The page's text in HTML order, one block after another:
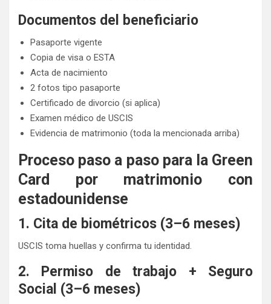
Documentos del beneficiario
Pasaporte vigente
Copia de visa o ESTA
Acta de nacimiento
2 fotos tipo pasaporte
Certificado de divorcio (si aplica)
Examen médico de USCIS
Evidencia de matrimonio (toda la mencionada arriba)
Proceso paso a paso para la Green
Card por matrimonio con
estadounidense
1. Cita de biométricos (3–6 meses)
USCIS toma huellas y confirma tu identidad.
2. Permiso de trabajo + Seguro
Social (3–6 meses)